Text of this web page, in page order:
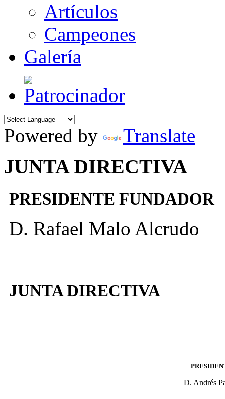
Artículos
Campeones
Galería
Powered by Translate
JUNTA DIRECTIVA
PRESIDENTE FUNDADOR
D. Rafael Malo Alcrudo
JUNTA DIRECTIVA
D. Andrés